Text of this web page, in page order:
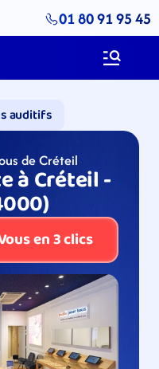
01 80 91 95 45
auditifs
de Créteil
à Créteil -
en 3 clics